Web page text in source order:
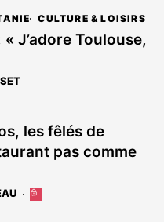
CULTURE & LOISIRS
J’adore Toulouse,
les fêlés de
pas comme
Cet